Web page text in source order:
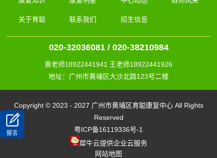
关于育聪 联系我们 招生信息
020-32036081 / 020-38210984
黄老师18922441941 王老师18922441926
地址：广州市黄埔区大沙北路123号二楼
Copyright © 2023 - 2027 广州市黄埔区育聪康复中心 All Rights
Reserved
粤ICP备16119336号-1
犀牛云提供企业云服务
网站地图
留言